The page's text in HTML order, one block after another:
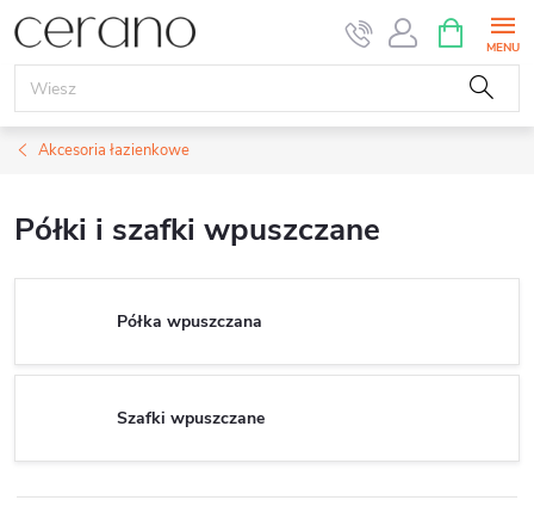
Przejść
do
treści
KOSZYK
Akcesoria łazienkowe
Półki i szafki wpuszczane
Półka wpuszczana
Szafki wpuszczane